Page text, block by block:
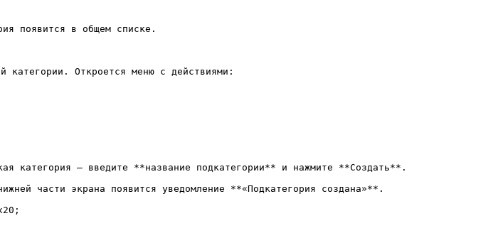
появится в общем списке.
Откроется меню с действиями:
категория — введите **название подкатегории** и нажмите **Создать**.
части экрана появится уведомление **«Подкатегория создана»**.